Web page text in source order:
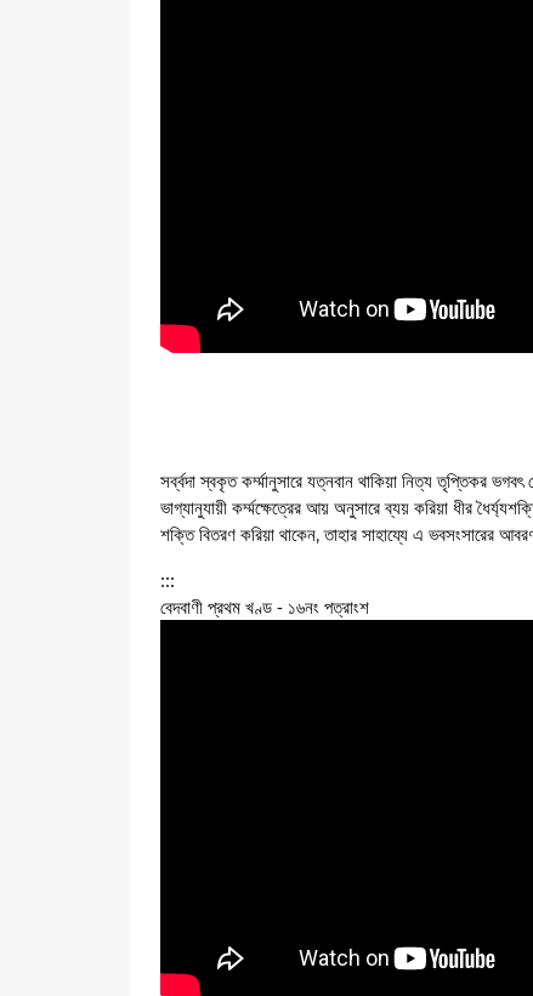
সর্ব্বদা স্বকৃত কর্ম্মানুসারে যত্নবান থাকিয়া নিত্য তৃপ্তিকর
ভাগ্যানুযায়ী কর্ম্মক্ষেত্রের আয় অনুসারে ব্যয় করিয়া ধীর
শক্তি বিতরণ করিয়া থাকেন, তাহার সাহায্যে এ ভবসংসারের
:::
বেদবাণী প্রথম খণ্ড - ১৬নং পত্রাংশ